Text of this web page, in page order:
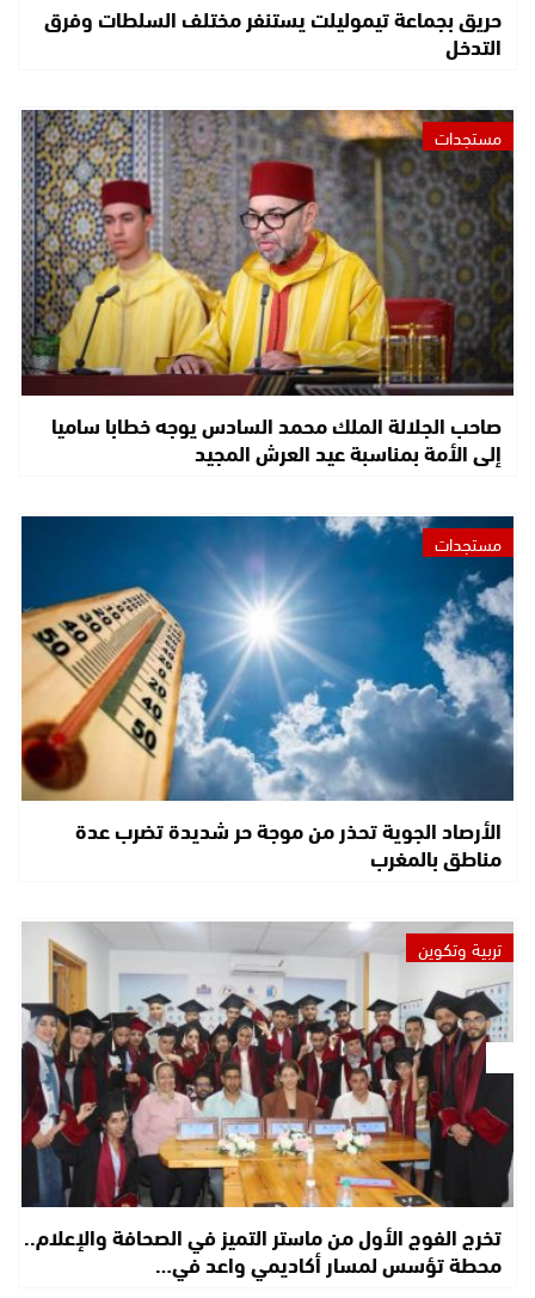
حريق بجماعة تيموليلت يستنفر مختلف السلطات وفرق
التدخل
مستجدات
صاحب الجلالة الملك محمد السادس يوجه خطابا ساميا
إلى الأمة بمناسبة عيد العرش المجيد
مستجدات
الأرصاد الجوية تحذر من موجة حر شديدة تضرب عدة
مناطق بالمغرب
تربية وتكوين
تخرج الفوج الأول من ماستر التميز في الصحافة والإعلام..
محطة تؤسس لمسار أكاديمي واعد في…